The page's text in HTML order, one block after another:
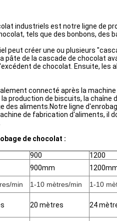
industriels est notre ligne de
tels que des bonbons, des
peut créer une ou plusieurs
de la cascade de chocolat
de chocolat. Ensuite,
connecté après la
production de biscuits, la
des aliments.Notre ligne
de fabrication d'aliments, il
de chocolat :
900
1200
900mm
min 1-10 mètres/min
1-10
20 mètres 24